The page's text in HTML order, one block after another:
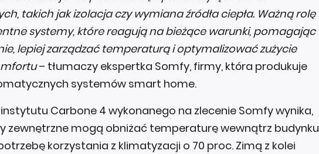
takich jak izolacja czy wymiana źródła ciepła. Ważną rolę
systemy, które reagują na bieżące warunki, pomagając
lepiej zarządzać temperaturą i optymalizować zużycie
– tłumaczy ekspertka Somfy, firmy, która produkuje
systemów smart home.
Carbone 4 wykonanego na zlecenie Somfy wynika,
zewnętrzne mogą obniżać temperaturę wewnątrz budynku
korzystania z klimatyzacji o 70 proc. Zimą z kolei